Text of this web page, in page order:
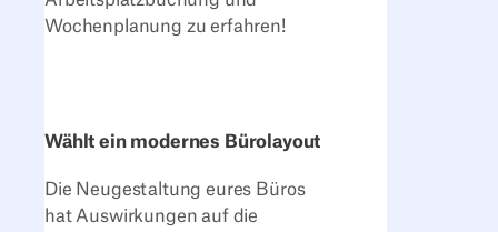
Wochenplanung zu erfahren!
Wählt ein modernes Bürolayout
Die Neugestaltung eures Büros
hat Auswirkungen auf die